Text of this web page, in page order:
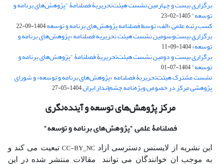
برگزاری بیست و چهارمین نشست هیئت‌تحریریۀ فصلنامۀ "پژوهش‌های برنامه و
توسعه"1405-02-23
کسب رتبه علمی «الف» توسط فصلنامه پژوهش‌های برنامه و توسعه1404-09-22
برگزاری بیست‌وسومین نشست هیئت‌ تحریریه فصلنامه «پژوهش‌های برنامه و
توسعه»1404-09-11
برگزاری بیست و دومین نشست هیئت‌تحریریۀ فصلنامۀ "پژوهش‌های برنامه و
توسعه"1404-07-01
نشست مشترک هیئت‌تحریریۀ فصلنامه «پژوهش‌های برنامه و توسعه» و شورای
پژوهشی مرکز در خصوص ویژه‌نامه چشم‌انداز ایران1404-05-27
مرکز پژوهش‌های توسعه و آینده‌نگری
فصلنامۀ علمی"پژوهش‌های برنامه و توسعه"
این نشریه از لایسنس دسترسی ازاد CC-BY_NC تبعیت می کند و
به موجب ان خوانندگان می توانند مقالات منتشر شده در این